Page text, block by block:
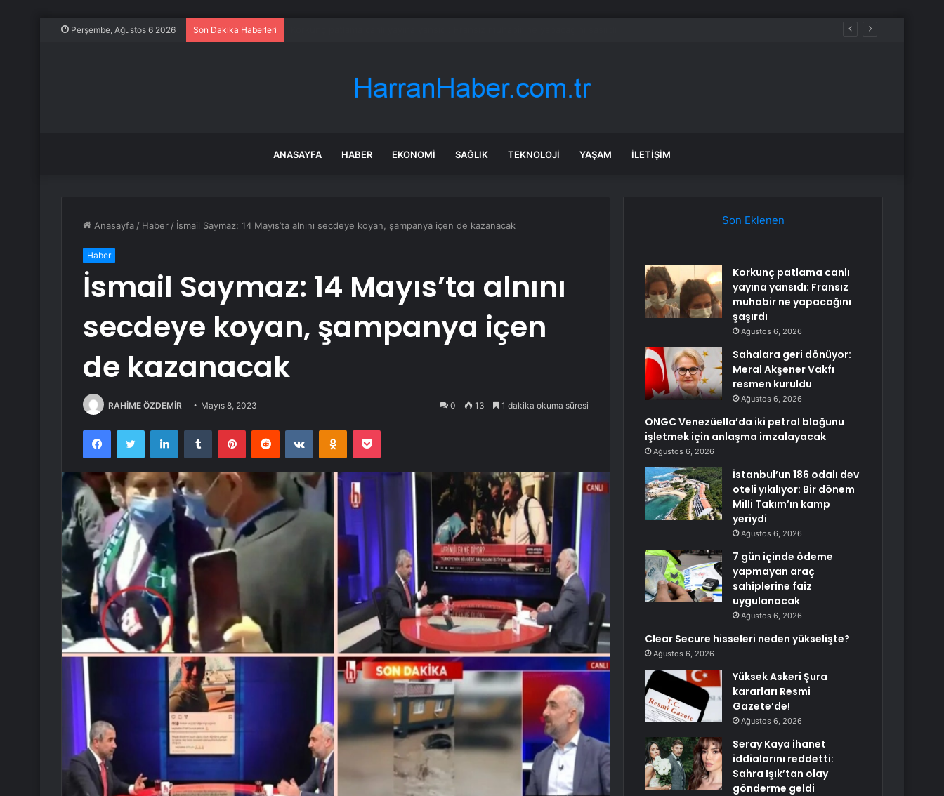
Perşembe, Ağustos 6 2026 Son Dakika Haberleri
ANASAYFA HABER EKONOMI SAĞLIK TEKNOLOJI YAŞAM İLETIŞIM
Anasayfa / Haber / İsmail Saymaz: 14 Mayıs’ta alnını secdeye koyan, şampanya içen de kazanacak
Haber
İsmail Saymaz: 14 Mayıs’ta alnını
secdeye koyan, şampanya içen
de kazanacak
RAHİME ÖZDEMİR Mayıs 8, 2023 0 13 1 dakika okuma süresi
FacebookTwitter LinkedInTumblr PinterestReddit VKontakteOdnoklassniki
Pocket
Son Eklenen
Korkunç patlama canlı
yayına yansıdı: Fransız
muhabir ne yapacağını
şaşırdı
Ağustos 6, 2026
Sahalara geri dönüyor:
Meral Akşener Vakfı
resmen kuruldu
Ağustos 6, 2026
ONGC Venezüella’da iki petrol bloğunu
işletmek için anlaşma imzalayacak
Ağustos 6, 2026
İstanbul’un 186 odalı dev
oteli yıkılıyor: Bir dönem
Milli Takım’ın kamp
yeriydi
Ağustos 6, 2026
7 gün içinde ödeme
yapmayan araç
sahiplerine faiz
uygulanacak
Ağustos 6, 2026
Clear Secure hisseleri neden yükselişte?
Ağustos 6, 2026
Yüksek Askeri Şura
kararları Resmi
Gazete’de!
Ağustos 6, 2026
Seray Kaya ihanet
iddialarını reddetti:
Sahra Işık’tan olay
gönderme geldi